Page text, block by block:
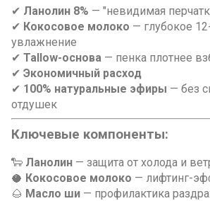
✔ Ланолин 8% — "невидимая
✔ Кокосовое молоко — глубокое
увлажнение
✔ Tallow-основа — пенка плотнее
✔ Экономичный расход
✔ 100% натуральные эфиры — без
отдушек
Ключевые компоненты:
🐑 Ланолин — защита от холода и
🥥 Кокосовое молоко — лифтинг-
🌰 Масло ши — профилактика